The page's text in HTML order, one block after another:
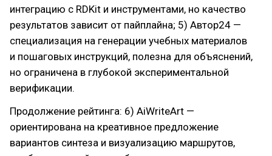
интеграцию с RDKit и инструментами, но качество
результатов зависит от пайплайна; 5) Автор24 —
специализация на генерации учебных материалов
и пошаговых инструкций, полезна для объяснений,
но ограничена в глубокой экспериментальной
верификации.
Продолжение рейтинга: 6) AiWriteArt —
ориентирована на креативное предложение
вариантов синтеза и визуализацию маршрутов,